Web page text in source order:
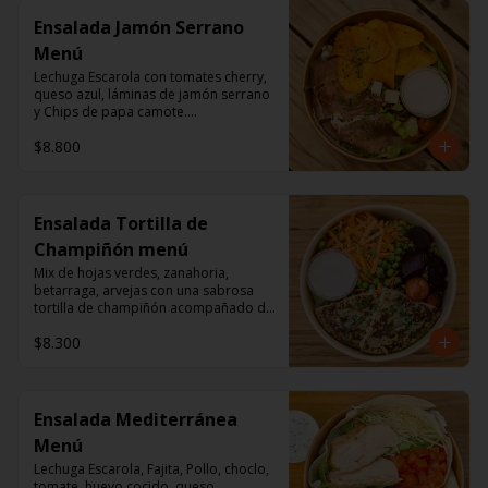
Ensalada Jamón Serrano
Menú
Lechuga Escarola con tomates cherry,
queso azul, láminas de jamón serrano
y Chips de papa camote.
$8.800
Ensalada Tortilla de
Champiñón menú
Mix de hojas verdes, zanahoria,
betarraga, arvejas con una sabrosa
tortilla de champiñón acompañado de
limón, sal, cúrcuma, comino y
$8.300
Ensalada Mediterránea
Menú
Lechuga Escarola, Fajita, Pollo, choclo,